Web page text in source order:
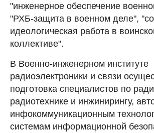
"инженерное обеспечение
"РХБ-защита в военном деле",
идеологическая работа в
коллективе".
В Военно-инженерном институте
радиоэлектроники и связи
подготовка специалистов по
радиотехнике и инжинирингу,
инфокоммуникационным
системам информационной